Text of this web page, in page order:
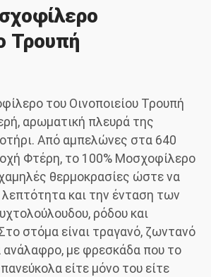
Τρουπή
του Οινοποιείου Τρουπή
αρωματική πλευρά της
Από αμπελώνες στα 640
Φτέρη, το 100% Μοσχοφίλερο
χαμηλές θερμοκρασίες ώστε να
και την ένταση των
ρόδου και
στόμα είναι τραγανό, ζωντανό
ανάλαφρο, με φρεσκάδα που το
είτε μόνο του είτε